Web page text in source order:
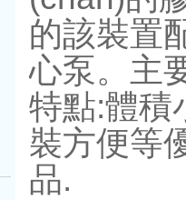
的該裝置
心泵。主
特點:體積
裝方便等
品.